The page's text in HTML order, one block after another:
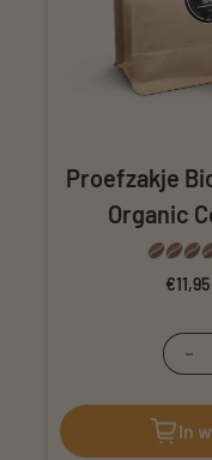
Proefzakje
Organic
In